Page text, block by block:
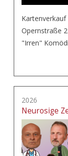
Opernstraße
"Irren"
2026
Neurosige